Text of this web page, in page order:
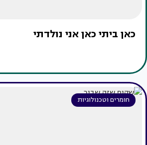
כאן ביתי כאן אני נולדתי
חומרים וטכנולוגיות